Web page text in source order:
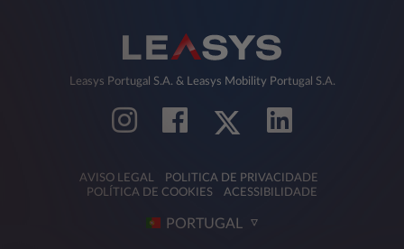
Leasys Portugal S.A. & Leasys Mobility Portugal S.A.
AVISO LEGAL
POLITICA DE PRIVACIDADE
POLÍTICA DE COOKIES
ACESSIBILIDADE
PORTUGAL